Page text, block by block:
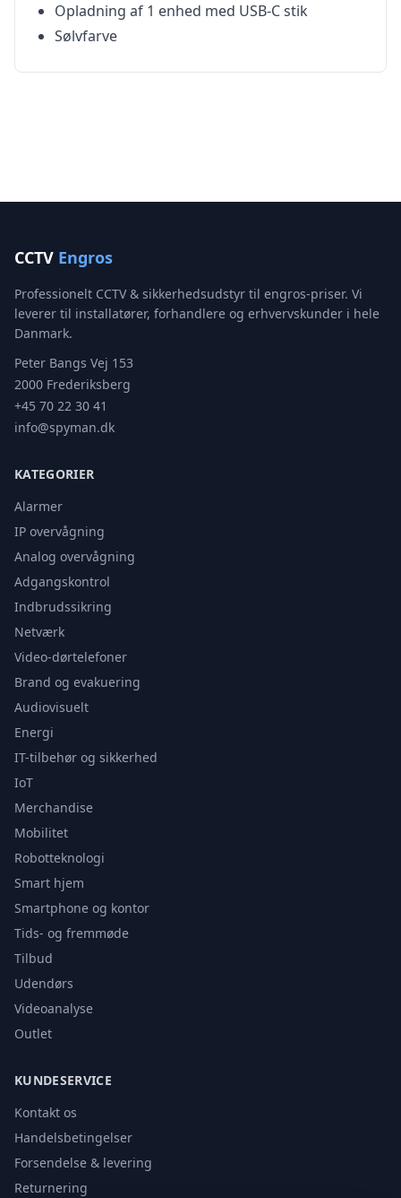
Opladning af 1 enhed med USB-C stik
Sølvfarve
CCTV Engros
Professionelt CCTV & sikkerhedsudstyr til engros-priser. Vi
leverer til installatører, forhandlere og erhvervskunder i hele
Danmark.
Peter Bangs Vej 153
2000 Frederiksberg
+45 70 22 30 41
info@spyman.dk
KATEGORIER
Alarmer
IP overvågning
Analog overvågning
Adgangskontrol
Indbrudssikring
Netværk
Video-dørtelefoner
Brand og evakuering
Audiovisuelt
Energi
IT-tilbehør og sikkerhed
IoT
Merchandise
Mobilitet
Robotteknologi
Smart hjem
Smartphone og kontor
Tids- og fremmøde
Tilbud
Udendørs
Videoanalyse
Outlet
KUNDESERVICE
Kontakt os
Handelsbetingelser
Forsendelse & levering
Returnering